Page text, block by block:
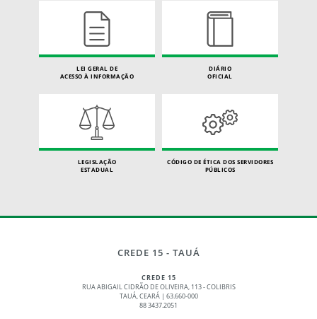
LEI GERAL DE
ACESSO À INFORMAÇÃO
DIÁRIO
OFICIAL
LEGISLAÇÃO
ESTADUAL
CÓDIGO DE ÉTICA DOS SERVIDORES
PÚBLICOS
CREDE 15 - TAUÁ
CREDE 15
RUA ABIGAIL CIDRÃO DE OLIVEIRA, 113 - COLIBRIS
TAUÁ, CEARÁ | 63.660-000
88 3437.2051